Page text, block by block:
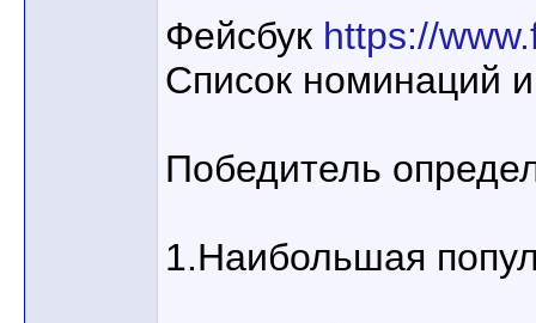
Фейсбук https://
Список номинаций
Победитель
1.Наибольшая